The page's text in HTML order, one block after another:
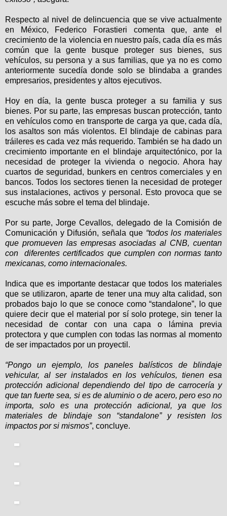
Respecto al nivel de delincuencia que se vive actualmente
en México, Federico Forastieri comenta que, ante el
crecimiento de la violencia en nuestro país, cada día es más
común que la gente busque proteger sus bienes, sus
vehículos, su persona y a sus familias, que ya no es como
anteriormente sucedía donde solo se blindaba a grandes
empresarios, presidentes y altos ejecutivos.
Hoy en día, la gente busca proteger a su familia y sus
bienes. Por su parte, las empresas buscan protección, tanto
en vehículos como en transporte de carga ya que, cada día,
los asaltos son más violentos. El blindaje de cabinas para
tráileres es cada vez más requerido. También se ha dado un
crecimiento importante en el blindaje arquitectónico, por la
necesidad de proteger la vivienda o negocio. Ahora hay
cuartos de seguridad, bunkers en centros comerciales y en
bancos. Todos los sectores tienen la necesidad de proteger
sus instalaciones, activos y personal. Esto provoca que se
escuche más sobre el tema del blindaje.
Por su parte, Jorge Cevallos, delegado de la Comisión de
Comunicación y Difusión, señala que “todos los materiales
que promueven las empresas asociadas al CNB, cuentan
con diferentes certificados que cumplen con normas tanto
mexicanas, como internacionales.
Indica que es importante destacar que todos los materiales
que se utilizaron, aparte de tener una muy alta calidad, son
probados bajo lo que se conoce como “standalone”, lo que
quiere decir que el material por sí solo protege, sin tener la
necesidad de contar con una capa o lámina previa
protectora y que cumplen con todas las normas al momento
de ser impactados por un proyectil.
“Pongo un ejemplo, los paneles balísticos de blindaje
vehicular, al ser instalados en los vehículos, tienen esa
protección adicional dependiendo del tipo de carrocería y
que tan fuerte sea, si es de aluminio o de acero, pero eso no
importa, solo es una protección adicional, ya que los
materiales de blindaje son “standalone” y resisten los
impactos por si mismos”, concluye.